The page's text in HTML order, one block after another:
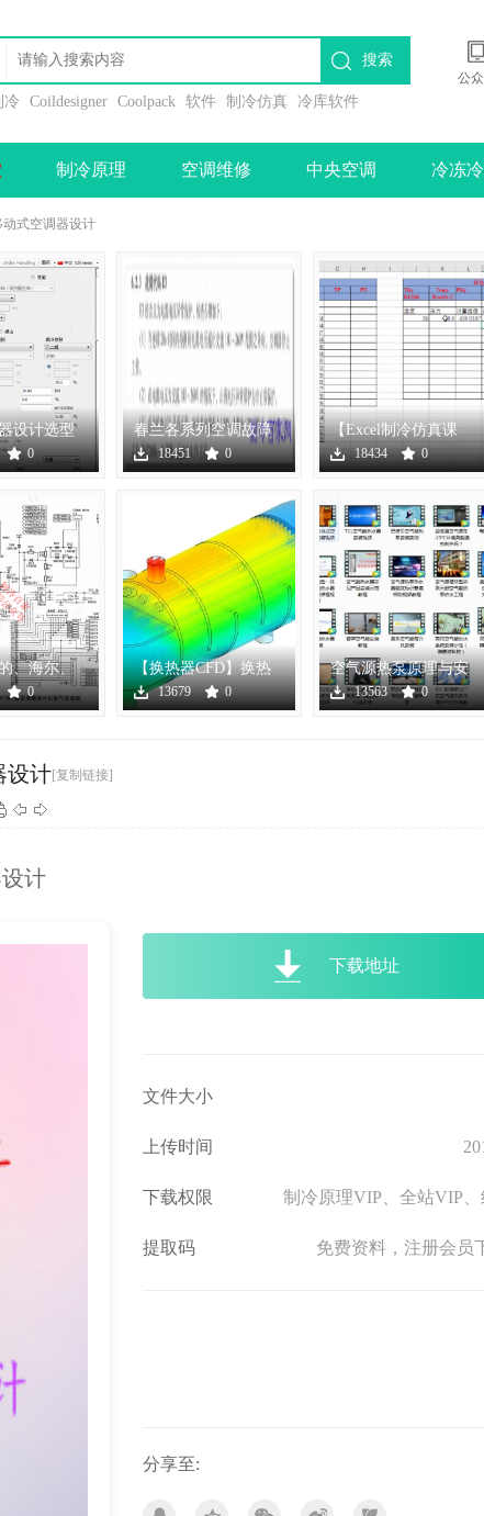
搜索
冷 Coildesigner Coolpack 软件 制冷仿真 冷库软件
公
制冷原理 空调维修 中央空调 冷冻
式空调器设计
设计选型
0
春兰各系列空调故障
代码大全
18451 0
【Excel制冷仿真课
程】Excel调用
Refprop函
18434 0
、海尔、
斯几十个
0
【换热器CFD】换热
器模拟（管程、壳
程）_高
13679 0
空气源热泵原理与安
装视频指导（厂家实
例）
13563 0
设计[复制链接]
计
下载地址
文件大小
上传时间
下载权限 制冷原理VIP、全站VIP
提取码 免费资料，注册会员
分享至: